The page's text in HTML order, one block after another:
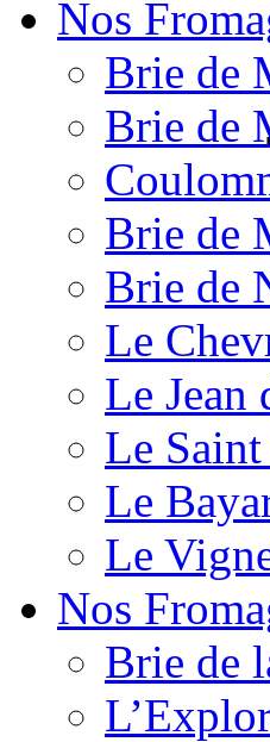
Nos
Brie de
Brie de
Brie de
Brie de
Le
Le Jean
Le
Le
Le
Nos
Brie de